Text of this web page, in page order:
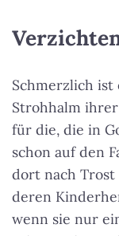
Schmerzlich ist
Strohhalm
für die, die in
schon auf den
dort nach Trost
deren
wenn sie nur